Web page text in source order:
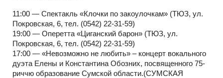
11:00 — Спектакль «Клочки по закоулочкам» (ТЮЗ, ул.
Покровская, 6, тел. (0542) 22-31-59)
19:00 — Оперетта «Циганский барон» (ТЮЗ, ул.
Покровская, 6, тел. (0542) 22-31-59)
17:00 — «Невозможно не любить» – концерт вокального
дуэта Елены и Константина Обозних, посвященного 75-
риччю образование Сумской области.(СУМСКАЯ